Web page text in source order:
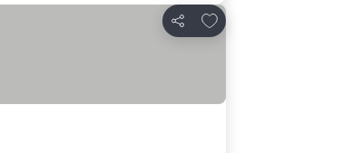
Partilhar
Adicionar aos favoritos